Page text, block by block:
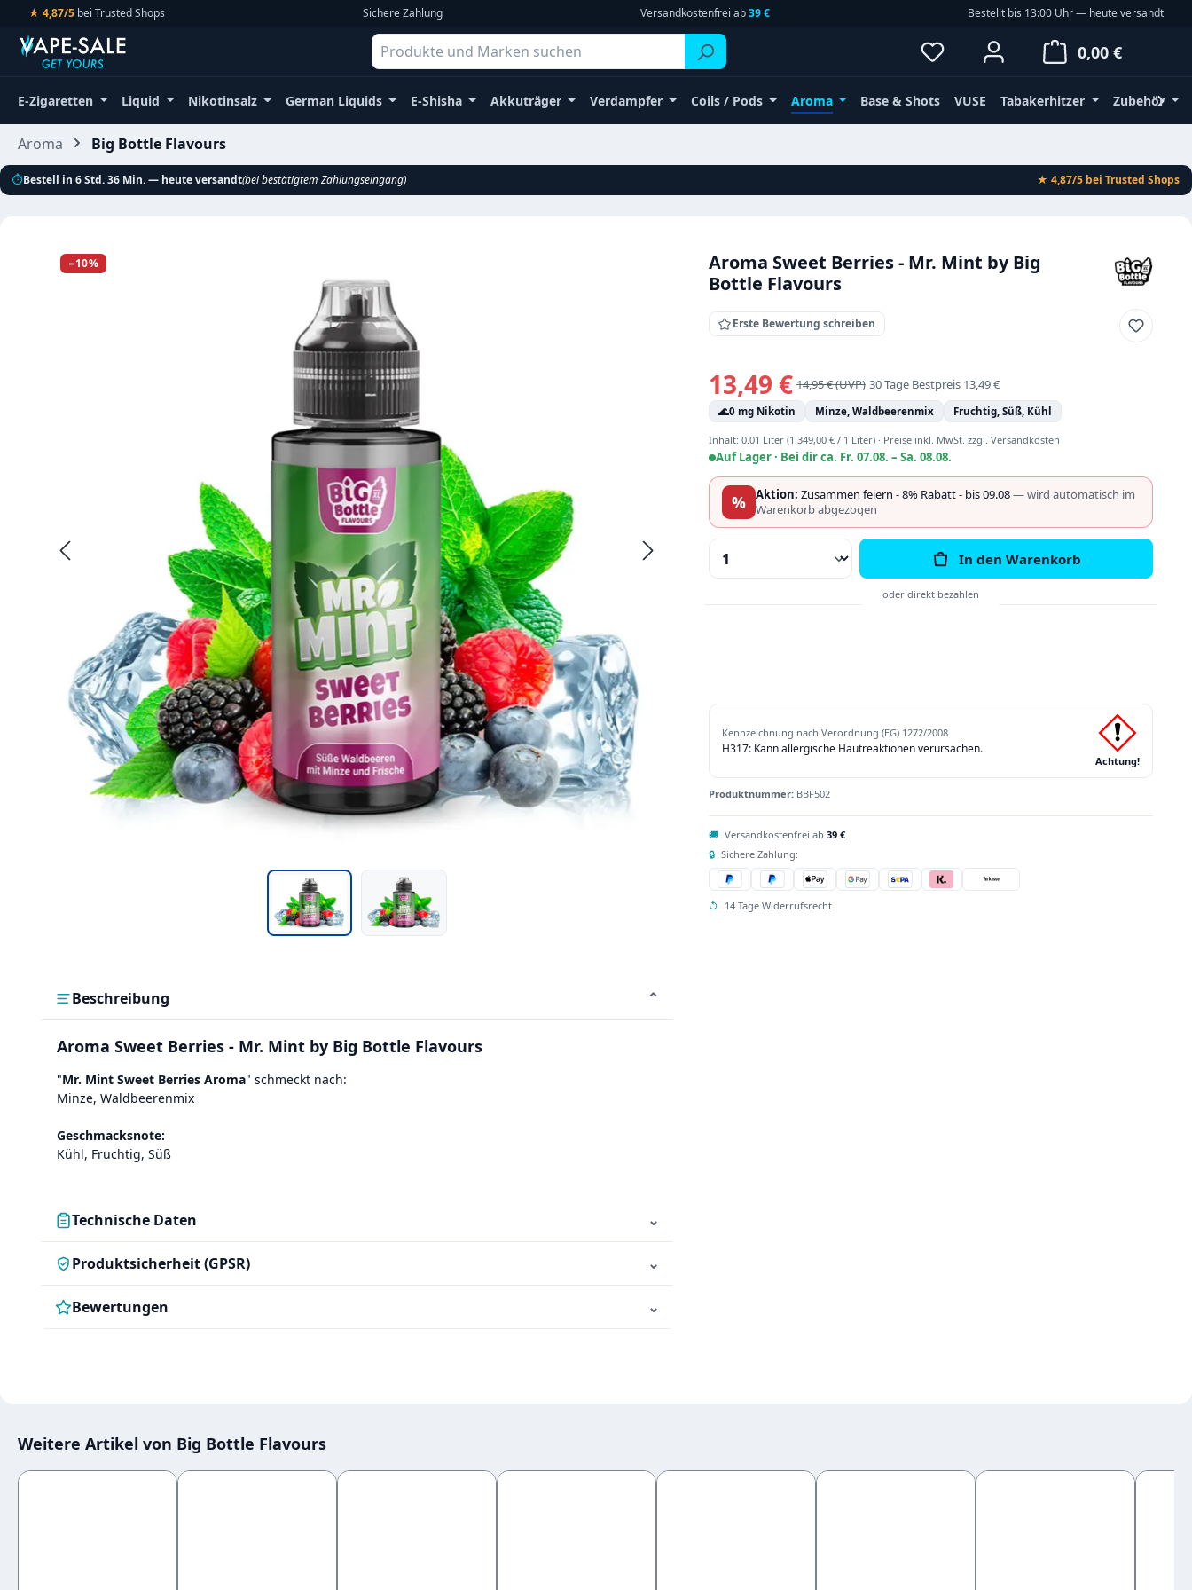
Hauptinhalt springen
Zur Suche springen
Zur Hauptnavigation springen
★ 4,87/5 bei Trusted Shops Sichere Zahlung Versandkostenfrei ab39 € Bestellt bis 13:00 Uhr — heute versandt
Du hast 0 Produkte auf dem
0,00 €
E-Zigaretten Liquid Nikotinsalz German Liquids E-Shisha Akkuträger Verdampfer Coils / Pods Aroma Base & Shots VUSE Tabakerhitzer Zubehör
Aroma Big Bottle Flavours
⏱Bestell in 6 Std. 36 Min. — heute versandt(bei bestätigtem Zahlungseingang) ★ 4,87/5 bei Trusted Shops
Bildergalerie überspringen
−10%
Beschreibung ⌄
Aroma Sweet Berries - Mr. Mint by Big Bottle Flavours
"Mr. Mint Sweet Berries Aroma" schmeckt nach:
Minze, Waldbeerenmix
Geschmacksnote:
Kühl, Fruchtig, Süß
Technische Daten ⌄
Produktsicherheit (GPSR) ⌄
Bewertungen ⌄
Aroma Sweet Berries - Mr. Mint by Big
Bottle Flavours
Erste Bewertung schreiben
Verkaufspreis:
13,49 €Regulärer Preis:
14,95 € 30 Tage Bestpreis 13,49 €
🌊0 mg Nikotin Minze, Waldbeerenmix Fruchtig, Süß, Kühl
Inhalt: 0.01 Liter (1.349,00 € / 1 Liter) · Preise inkl. MwSt. zzgl. Versandkosten
Auf Lager · Bei dir ca. Fr. 07.08. – Sa. 08.08.
% Aktion: Zusammen feiern - 8% Rabatt - bis 09.08— wird automatisch im
Warenkorb abgezogen
Produkt Anzahl: Gib den gewünschten Wert
In den Warenkorb
Kennzeichnung nach Verordnung (EG) 1272/2008
H317: Kann allergische Hautreaktionen verursachen.
Achtung!
Produktnummer: BBF502
🚚 Versandkostenfrei ab 39 €
🔒 Sichere Zahlung:
↺ 14 Tage Widerrufsrecht
Weitere Artikel von Big Bottle Flavours
Produktgalerie überspringen